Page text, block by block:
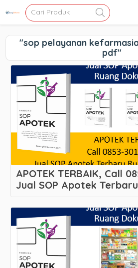
"sop pelayanan
pdf"
APOTEK TERBAIK, Call
Jual SOP Apotek
Cipondoh – Kota